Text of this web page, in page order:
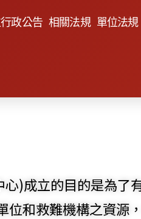
政公告 相關法規 單位法規
)成立的目的是為了
和救難機構之資源